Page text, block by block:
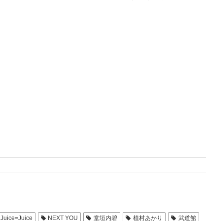
Juice=Juice NEXT YOU 堂垣内碧 植村あかり 武道館